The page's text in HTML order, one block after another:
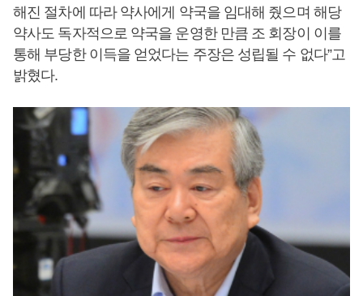
해진 절차에 따라 약사에게 약국을 임대해 줬으며 해당
약사도 독자적으로 약국을 운영한 만큼 조 회장이 이를
통해 부당한 이득을 얻었다는 주장은 성립될 수 없다”고
밝혔다.